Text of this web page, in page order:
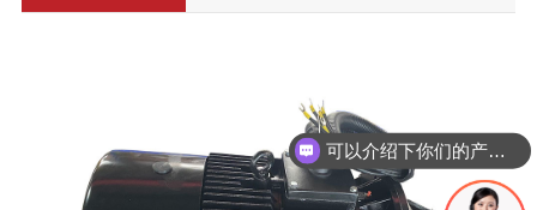
可以介绍下你们的产品么